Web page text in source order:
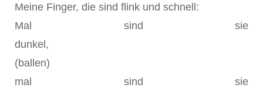
Meine Finger, die sind flink und schnell:
Mal sind sie
dunkel,
(ballen)
mal sind sie